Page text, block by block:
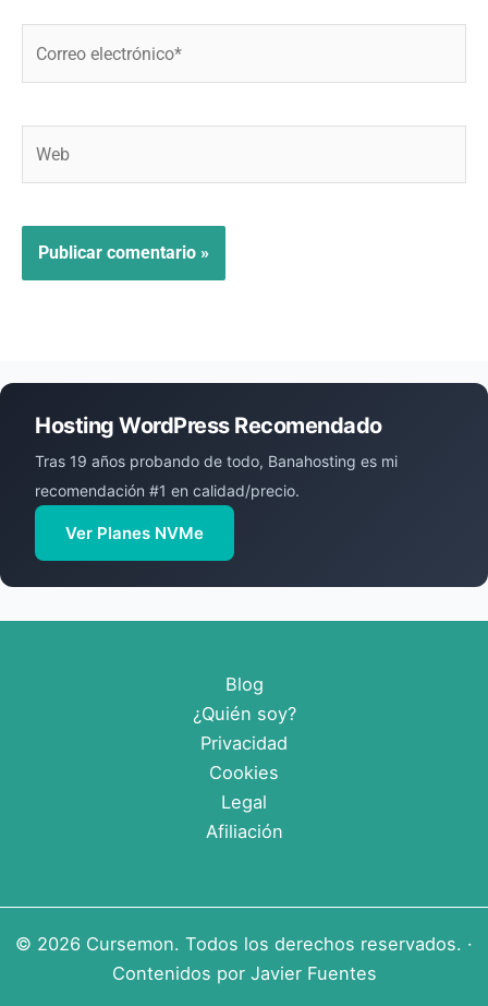
electrónico*
Hosting WordPress Recomendado
Tras 19 años probando de todo, Banahosting es mi
recomendación #1 en calidad/precio.
Ver Planes NVMe
Blog
¿Quién soy?
Privacidad
Cookies
Legal
Afiliación
© 2026 Cursemon. Todos los derechos reservados. ·
Contenidos por Javier Fuentes